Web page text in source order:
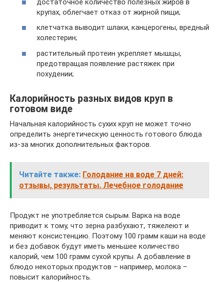
крупах, облегчает отказ от жирной пищи;
клетчатка выводит шлаки, канцерогены, вредный
холестерин;
растительный протеин укрепляет мышцы,
предотвращая появление растяжек при
похудении;
Калорийность разных видов круп в
готовом виде
Начальная калорийность сухих круп не может точно
определить энергетическую ценность готового блюда
из-за многих дополнительных факторов.
Читайте также: Голодание на воде 7 дней:
отзывы, результаты. Лечебное голодание
Продукт не употребляется сырым. Варка на воде
приводит к тому, что зерна разбухают, тяжелеют и
меняют консистенцию. Поэтому 100 грамм каши на воде
и без добавок будут иметь меньшее количество
калорий, чем 100 грамм сухой крупы. А добавление в
блюдо некоторых продуктов – например, молока –
повысит калорийность.